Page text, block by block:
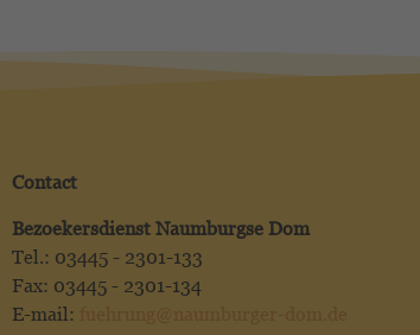
Contact
Bezoekersdienst Naumburgse Dom
Tel.: 03445 - 2301-133
Fax: 03445 - 2301-134
E-mail: